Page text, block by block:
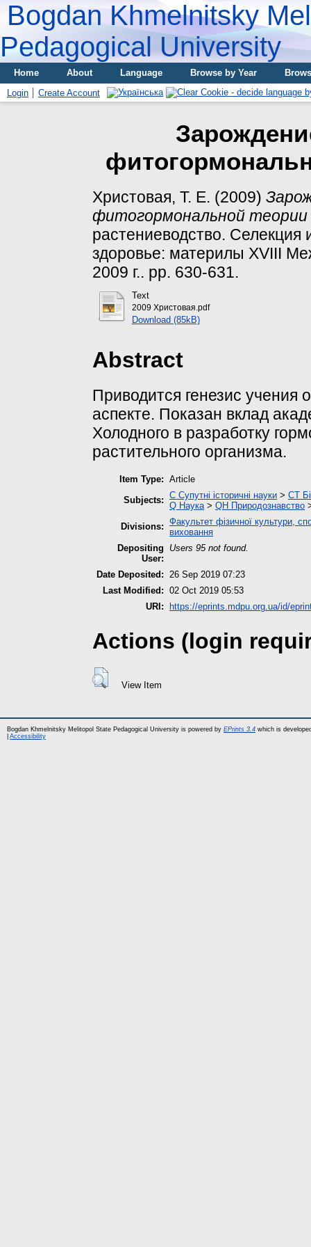
Bogdan Khmelnitsky
Pedagogical University
Home About Language Browse by Year
Login
Create Account
Христовая, Т. Е. (2009)
фитогормональной теории
растениеводство. Селекция
здоровье: материлы ХVІІІ
2009 г.. pp. 630-631.
Text
2009 Христовая.pdf
Download (85kB)
Abstract
Приводится генезис учения
аспекте. Показан вклад
Холодного в разработку
растительного организма.
Item Type: Article
Subjects: C Супутні історичні науки > CT
Q Наука> QH Природознавство
Divisions: Факультет фізичної культури,
виховання
Depositing
User:
Users 95 not found.
Date Deposited: 26 Sep 2019 07:23
Last Modified: 02 Oct 2019 05:53
URI:
https://eprints.mdpu.org.ua/id/
Actions (login
View Item
Bogdan Khmelnitsky Melitopol State Pedagogical University is powered by EPrints 3.4 which is
Accessibility